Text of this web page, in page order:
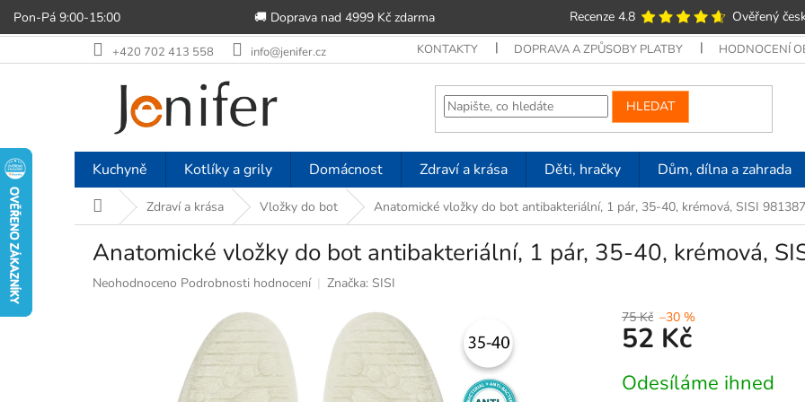
Pon-Pá 9:00-15:00 🚚 Doprava nad 4999 Kč zdarma Recenze 4.8 Ověřený
na
+420 702 413 558 info@jenifer.cz KONTAKTY DOPRAVA A ZPŮSOBY PLATBY HODNOCENÍ
HLEDAT
Kuchyně Kotlíky a grily Domácnost Zdraví a krása Děti, hračky Dům, dílna a zahrada
Domů Zdraví a krása Vložky do bot Anatomické vložky do bot antibakteriální, 1 pár, 35-40, krémová, SISI 981387
Anatomické vložky do bot antibakteriální, 1 pár, 35-40, krémová,
Průměrné
Neohodnoceno Podrobnosti hodnocení Značka: SISI
75 Kč –30 %
52 Kč
cena:
Odesíláme ihned